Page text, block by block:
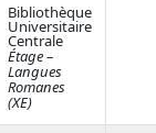
Bibliothèque
Universitaire
Centrale
Étage –
Langues
Romanes
(XE)